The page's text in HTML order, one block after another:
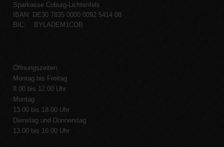
Sparkasse Coburg-Lichtenfels
IBAN: DE30 7835 0000 0092 5414 08
BIC: BYLADEM1COB
Öffnungszeiten:
Montag bis Freitag
8.00 bis 12.00 Uhr
Montag
13.00 bis 18.00 Uhr
Dienstag und Donnerstag
13.00 bis 16.00 Uhr